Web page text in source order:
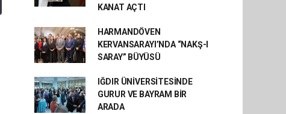
KANAT AÇTI
HARMANDÖVEN
KERVANSARAYI’NDA “NAKŞ-I
SARAY” BÜYÜSÜ
IĞDIR ÜNİVERSİTESİNDE
GURUR VE BAYRAM BİR
ARADA